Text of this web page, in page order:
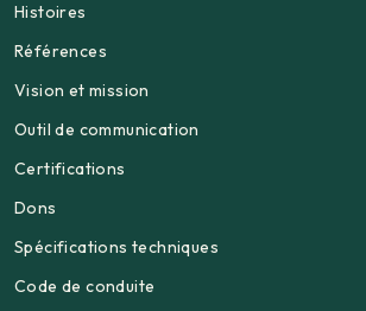
Histoires
Références
Vision et mission
Outil de communication
Certifications
Dons
Spécifications techniques
Code de conduite